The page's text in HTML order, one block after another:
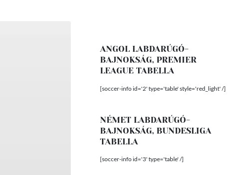
ANGOL LABDARÚGÓ-
BAJNOKSÁG, PREMIER
LEAGUE TABELLA
[soccer-info id='2' type='table' style='red_light' /]
NÉMET LABDARÚGÓ-
BAJNOKSÁG, BUNDESLIGA
TABELLA
[soccer-info id='3' type='table' /]